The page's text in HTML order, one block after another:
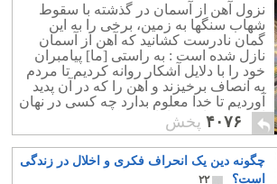
نزول آهن از آسمان در گذشته با سقوط
شهاب سنگها به زمین، برخی را به این
گمان نادرست کشانید که آهن از آسمان
نازل شده است : به راستى [ما] پيامبران
خود را با دلايل آشكار روانه كرديم تا مردم
به انصاف برخيزند و آهن را كه در آن پديد
آورديم تا خدا معلوم بدارد چه كسى در نهان
او و پيامبرانش را يارى مى‏كند
۴۰۷۶ پخش
چگونه دین یک انحراف فکری و اخلال در زندگی
است؟
۲۲